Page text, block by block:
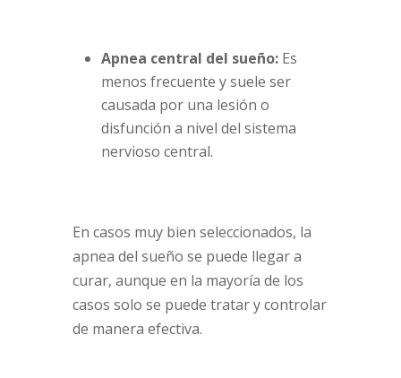
Apnea central del sueño:Es
menos frecuente y suele ser
causada por una lesión o
disfunción a nivel del sistema
nervioso central.
En casos muy bien seleccionados, la
apnea del sueño se puede llegar a
curar, aunque en la mayoría de los
casos solo se puede tratar y controlar
de manera efectiva.